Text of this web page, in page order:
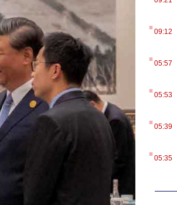
.09:12
.05:57
.05:53
.05:39
.05:35